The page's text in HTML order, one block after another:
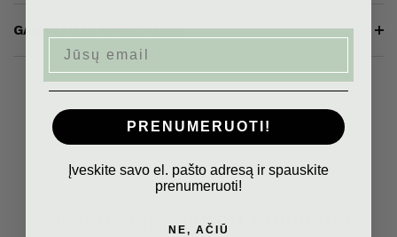
GAMINTOJO APRAŠYMAS
Neseniai peržiūrėti produktai
PRENUMERUOTI!
Įveskite savo el. pašto adresą ir spauskite
prenumeruoti!
NE, AČIŪ